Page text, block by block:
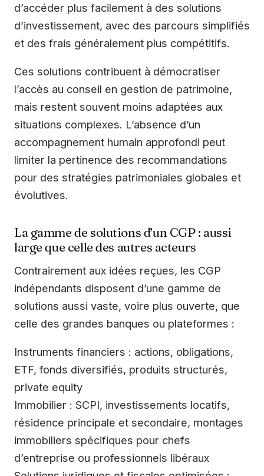
d’accéder plus facilement à des solutions
d’investissement, avec des parcours simplifiés
et des frais généralement plus compétitifs.
Ces solutions contribuent à démocratiser
l’accès au conseil en gestion de patrimoine,
mais restent souvent moins adaptées aux
situations complexes. L’absence d’un
accompagnement humain approfondi peut
limiter la pertinence des recommandations
pour des stratégies patrimoniales globales et
évolutives.
La gamme de solutions d’un CGP : aussi
large que celle des autres acteurs
Contrairement aux idées reçues, les CGP
indépendants disposent d’une gamme de
solutions aussi vaste, voire plus ouverte, que
celle des grandes banques ou plateformes :
Instruments financiers : actions, obligations,
ETF, fonds diversifiés, produits structurés,
private equity
Immobilier : SCPI, investissements locatifs,
résidence principale et secondaire, montages
immobiliers spécifiques pour chefs
d’entreprise ou professionnels libéraux